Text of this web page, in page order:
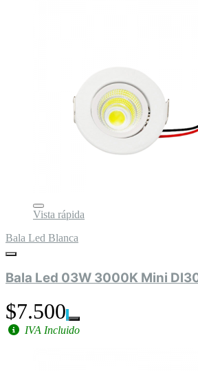
Vista rápida
Bala Led Blanca
Bala Led 03W 3000K Mini
$7.500
IVA Incluido